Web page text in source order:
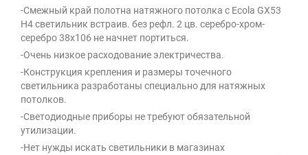
-Смежный край полотна натяжного потолка с Ecola GX53
H4 светильник встраив. без рефл. 2 цв. серебро-хром-
серебро 38х106 не начнет портиться.
-Очень низкое расходование электричества.
-Конструкция крепления и размеры точечного
светильника разработаны специально для натяжных
потолков.
-Светодиодные приборы не требуют обязательной
утилизации.
-Нет нужды искать светильники в магазинах